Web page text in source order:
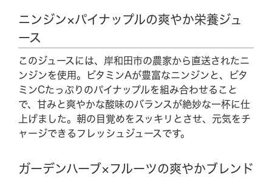
ニンジン×パイナップルの爽やか栄養ジュ
ース
このジュースには、岸和田市の農家から直送されたニ
ンジンを使用。ビタミンAが豊富なニンジンと、ビタ
ミンCたっぷりのパイナップルを組み合わせること
で、甘みと爽やかな酸味のバランスが絶妙な一杯に仕
上げました。朝の目覚めをスッキリとさせ、元気をチ
ャージできるフレッシュジュースです。
ガーデンハーブ×フルーツの爽やかブレンド